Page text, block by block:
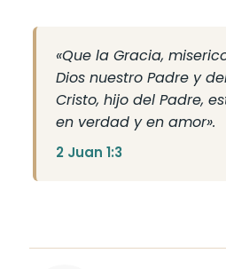
«Que la Gracia,
Dios nuestro Padre y
Cristo, hijo del Padre,
en verdad y en amor».
2 Juan 1:3